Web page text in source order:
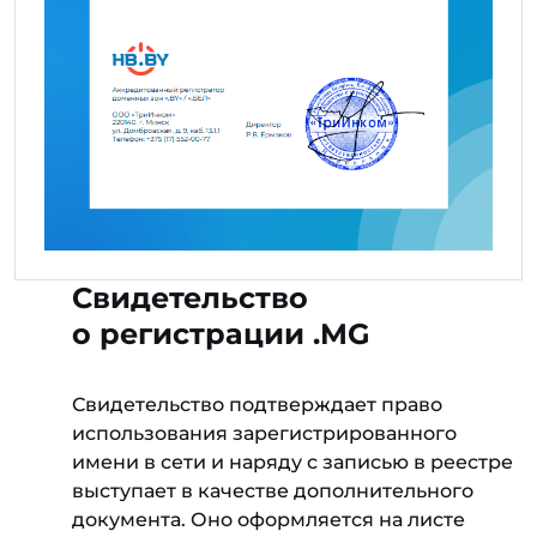
Свидетельство
о регистрации .MG
Свидетельство подтверждает право
использования зарегистрированного
имени в сети и наряду с записью в реестре
выступает в качестве дополнительного
документа. Оно оформляется на листе